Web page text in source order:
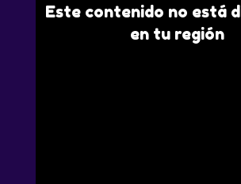
Este contenido no está
en tu región